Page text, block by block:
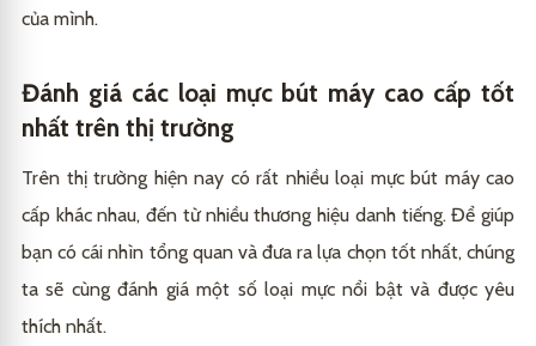
của mình.
Đánh giá các loại mực bút máy cao cấp tốt
nhất trên thị trường
Trên thị trường hiện nay có rất nhiều loại mực bút máy cao
cấp khác nhau, đến từ nhiều thương hiệu danh tiếng. Để giúp
bạn có cái nhìn tổng quan và đưa ra lựa chọn tốt nhất, chúng
ta sẽ cùng đánh giá một số loại mực nổi bật và được yêu
thích nhất.